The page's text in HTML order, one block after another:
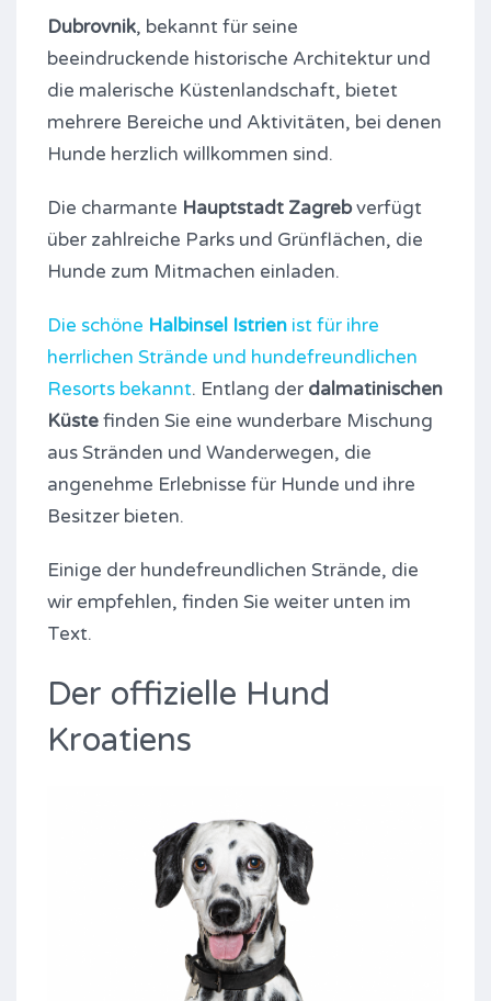
Dubrovnik, bekannt für seine
beeindruckende historische Architektur und
die malerische Küstenlandschaft, bietet
mehrere Bereiche und Aktivitäten, bei denen
Hunde herzlich willkommen sind.
Die charmante Hauptstadt Zagrebverfügt
über zahlreiche Parks und Grünflächen, die
Hunde zum Mitmachen einladen.
Die schöne Halbinsel Istrien ist für ihre
herrlichen Strände und hundefreundlichen
Resorts bekannt. Entlang der dalmatinischen
Küstefinden Sie eine wunderbare Mischung
aus Stränden und Wanderwegen, die
angenehme Erlebnisse für Hunde und ihre
Besitzer bieten.
Einige der hundefreundlichen Strände, die
wir empfehlen, finden Sie weiter unten im
Text.
Der offizielle Hund
Kroatiens